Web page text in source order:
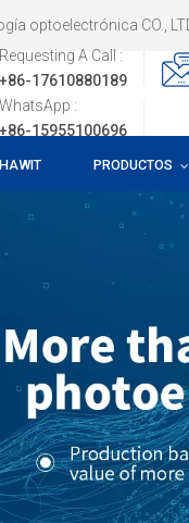
CO., LTD de
Requesting A Call :
+86-17610880189
WhatsApp :
+86-15955100696
PRODUCTOS